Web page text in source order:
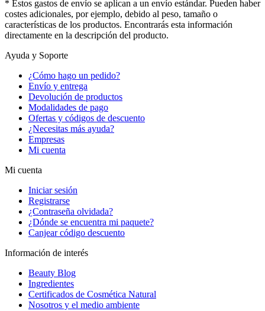
* Estos gastos de envío se aplican a un envío estándar. Pueden haber
costes adicionales, por ejemplo, debido al peso, tamaño o
características de los productos. Encontrarás esta información
directamente en la descripción del producto.
Ayuda y Soporte
¿Cómo hago un pedido?
Envío y entrega
Devolución de productos
Modalidades de pago
Ofertas y códigos de descuento
¿Necesitas más ayuda?
Empresas
Mi cuenta
Mi cuenta
Iniciar sesión
Registrarse
¿Contraseña olvidada?
¿Dónde se encuentra mi paquete?
Canjear código descuento
Información de interés
Beauty Blog
Ingredientes
Certificados de Cosmética Natural
Nosotros y el medio ambiente